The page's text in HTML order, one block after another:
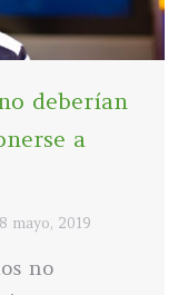
deberían
a
8 mayo, 2019
no